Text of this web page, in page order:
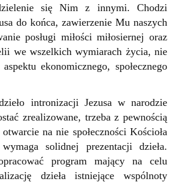
się Nim z innymi. Chodzi
do końca, zawierzenie Mu naszych
posługi miłości miłosiernej oraz
we wszelkich wymiarach życia, nie
ekonomicznego, społecznego
intronizacji Jezusa w narodzie
zrealizowane, trzeba z pewnością
na nie społeczności Kościoła
solidnej prezentacji dzieła.
program mający na celu
dzieła istniejące wspólnoty